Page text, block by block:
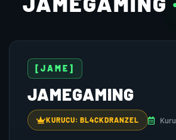
[JAME]
JAMEGAMING
KURUCU: BL4CKDRANZEL